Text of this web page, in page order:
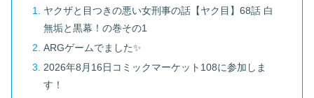
ヤクザと目つきの悪い女刑事の話【ヤク目】68話 白
無垢と黒幕！の巻その1
ARGゲームでました✨
2026年8月16日コミックマーケット108に参加しま
す！